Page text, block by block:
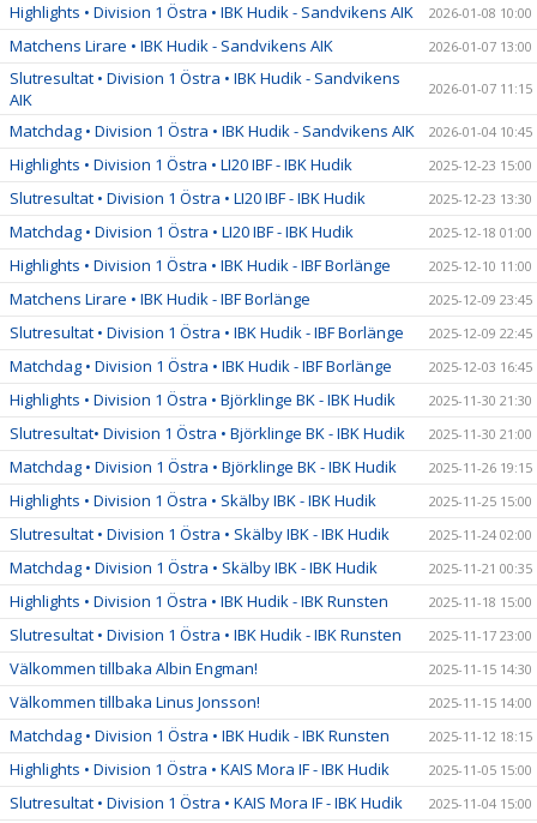
Highlights • Division 1 Östra • IBK Hudik - Sandvikens AIK 2026-01-08 10:00
Matchens Lirare • IBK Hudik - Sandvikens AIK 2026-01-07 13:00
Slutresultat • Division 1 Östra • IBK Hudik - Sandvikens
AIK
2026-01-07 11:15
Matchdag • Division 1 Östra • IBK Hudik - Sandvikens AIK 2026-01-04 10:45
Highlights • Division 1 Östra • LI20 IBF - IBK Hudik 2025-12-23 15:00
Slutresultat • Division 1 Östra • LI20 IBF - IBK Hudik 2025-12-23 13:30
Matchdag • Division 1 Östra • LI20 IBF - IBK Hudik 2025-12-18 01:00
Highlights • Division 1 Östra • IBK Hudik - IBF Borlänge 2025-12-10 11:00
Matchens Lirare • IBK Hudik - IBF Borlänge 2025-12-09 23:45
Slutresultat • Division 1 Östra • IBK Hudik - IBF Borlänge 2025-12-09 22:45
Matchdag • Division 1 Östra • IBK Hudik - IBF Borlänge 2025-12-03 16:45
Highlights • Division 1 Östra • Björklinge BK - IBK Hudik 2025-11-30 21:30
Slutresultat• Division 1 Östra • Björklinge BK - IBK Hudik 2025-11-30 21:00
Matchdag • Division 1 Östra • Björklinge BK - IBK Hudik 2025-11-26 19:15
Highlights • Division 1 Östra • Skälby IBK - IBK Hudik 2025-11-25 15:00
Slutresultat • Division 1 Östra • Skälby IBK - IBK Hudik 2025-11-24 02:00
Matchdag • Division 1 Östra • Skälby IBK - IBK Hudik 2025-11-21 00:35
Highlights • Division 1 Östra • IBK Hudik - IBK Runsten 2025-11-18 15:00
Slutresultat • Division 1 Östra • IBK Hudik - IBK Runsten 2025-11-17 23:00
Välkommen tillbaka Albin Engman! 2025-11-15 14:30
Välkommen tillbaka Linus Jonsson! 2025-11-15 14:00
Matchdag • Division 1 Östra • IBK Hudik - IBK Runsten 2025-11-12 18:15
Highlights • Division 1 Östra • KAIS Mora IF - IBK Hudik 2025-11-05 15:00
Slutresultat • Division 1 Östra • KAIS Mora IF - IBK Hudik 2025-11-04 15:00